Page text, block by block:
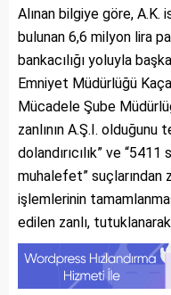
Alınan bilgiye göre, A.K.
bulunan 6,6 milyon lira
bankacılığı yoluyla
Emniyet Müdürlüğü
Mücadele Şube
zanlının A.Ş.I.
dolandırıcılık” ve “5411
muhalefet” suçlarından
işlemlerinin
edilen zanlı,